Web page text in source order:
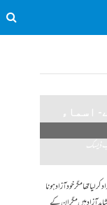
اسماء
ڈیسک
تھا مگر خود آزاد ہونا